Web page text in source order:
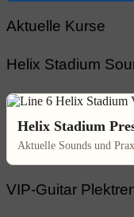
Aktuelle Kurse
Helix Stadium
Helix Stadium
Aktuelle Sounds und
VIP-Guitar